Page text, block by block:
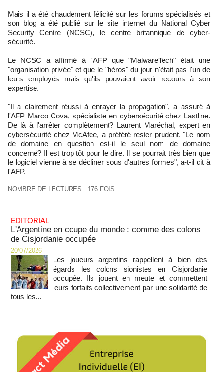
Mais il a été chaudement félicité sur les forums spécialisés et
son blog a été publié sur le site internet du National Cyber
Security Centre (NCSC), le centre britannique de cyber-
sécurité.
Le NCSC a affirmé à l'AFP que "MalwareTech" était une
"organisation privée" et que le "héros" du jour n'était pas l'un de
leurs employés mais qu'ils pouvaient avoir recours à son
expertise.
"Il a clairement réussi à enrayer la propagation", a assuré à
l'AFP Marco Cova, spécialiste en cybersécurité chez Lastline.
De là à l'arrêter complètement? Laurent Maréchal, expert en
cybersécurité chez McAfee, a préféré rester prudent. "Le nom
de domaine en question est-il le seul nom de domaine
concerné? Il est trop tôt pour le dire. Il se pourrait très bien que
le logiciel vienne à se décliner sous d'autres formes", a-t-il dit à
l'AFP.
NOMBRE DE LECTURES : 176 FOIS
EDITORIAL
L'Argentine en coupe du monde : comme des colons
de Cisjordanie occupée
20/07/2026
Les joueurs argentins rappellent à bien des
égards les colons sionistes en Cisjordanie
occupée. Ils jouent en meute et commettent
leurs forfaits collectivement par une solidarité de
tous les...